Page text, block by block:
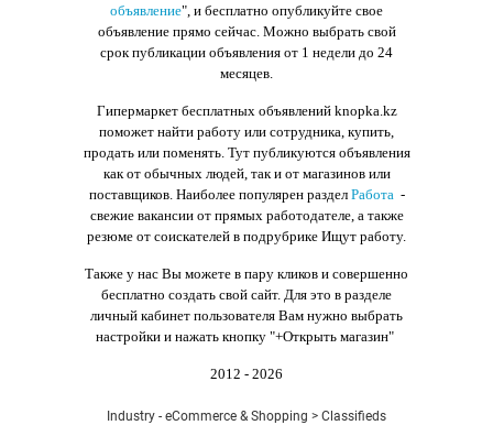
объявление", и бесплатно опубликуйте свое
объявление прямо сейчас. Можно выбрать свой
срок публикации объявления от 1 недели до 24
месяцев.
Гипермаркет бесплатных объявлений knopka.kz
поможет найти работу или сотрудника, купить,
продать или поменять. Тут публикуются объявления
как от обычных людей, так и от магазинов или
поставщиков. Наиболее популярен раздел Работа-
свежие вакансии от прямых работодателе, а также
резюме от соискателей в подрубрике Ищут работу.
Также у нас Вы можете в пару кликов и совершенно
бесплатно создать свой сайт. Для это в разделе
личный кабинет пользователя Вам нужно выбрать
настройки и нажать кнопку "+Открыть магазин"
2012 - 2026
Industry - eCommerce & Shopping > Classifieds